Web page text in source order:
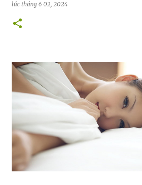
lúc tháng 6 02, 2024